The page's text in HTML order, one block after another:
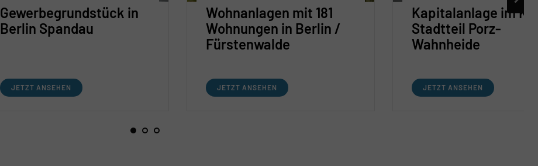
Gewerbe­grundstück in
Berlin Spandau
JETZT ANSEHEN
Wohnanlagen mit 181
Wohnungen in Berlin /
Fürstenwalde
JETZT ANSEHEN
Kapitalanlage im
Stadtteil Porz-
Wahnheide
JETZT ANSEHEN